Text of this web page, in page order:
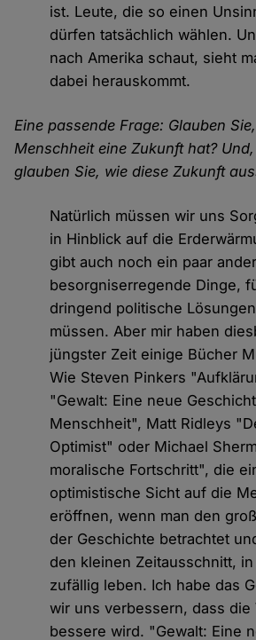
ist. Leute, die so einen
dürfen tatsächlich wählen.
nach Amerika schaut, sieht
dabei herauskommt.
Eine passende Frage: Glauben
Menschheit eine Zukunft hat?
glauben Sie, wie diese Zukunft
Natürlich müssen wir uns
in Hinblick auf die
gibt auch noch ein paar
besorgniserregende Dinge,
dringend politische
müssen. Aber mir haben
jüngster Zeit einige Bücher
Wie Steven Pinkers
"Gewalt: Eine neue
Menschheit", Matt Ridleys
Optimist" oder Michael
moralische Fortschritt", die
optimistische Sicht auf die
eröffnen, wenn man den
der Geschichte betrachtet
den kleinen Zeitausschnitt,
zufällig leben. Ich habe das
wir uns verbessern, dass die
bessere wird. "Gewalt: Eine